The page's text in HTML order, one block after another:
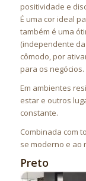
positividade e
É uma cor ideal
também é uma
(independente
cômodo, por
para os negócios.
Em ambientes
estar e outros
constante.
Combinada com
se moderno e ao
Preto